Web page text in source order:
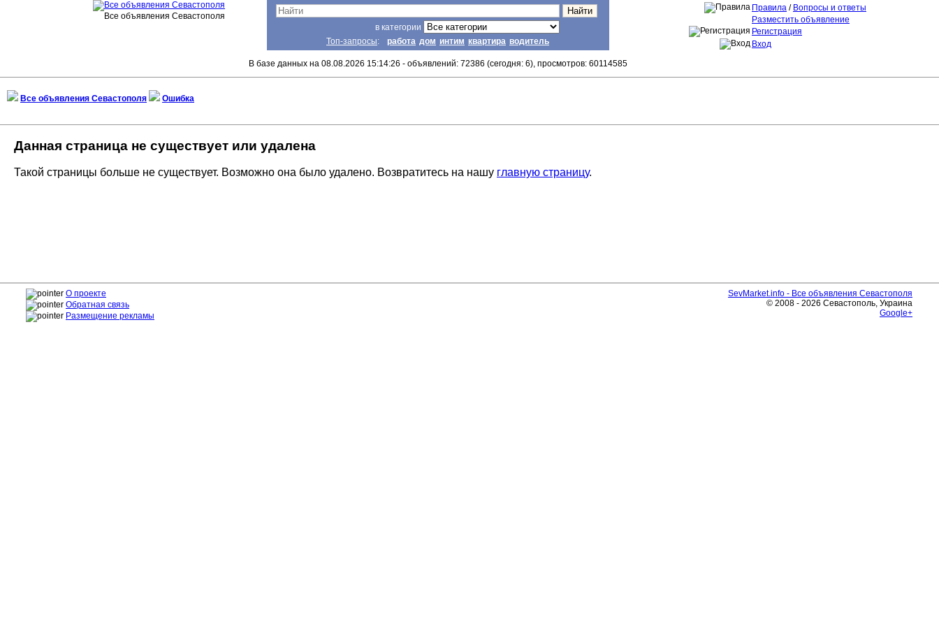
Все объявления Севастополя
в категории
Топ-запросы: работа дом интим квартира водитель
В базе данных на 08.08.2026 15:14:26 - объявлений: 72386 (сегодня: 6), просмотров: 60114585
Правила / Вопросы и ответы
Разместить объявление
Регистрация
Вход
Все объявления Севастополя Ошибка
Данная страница не существует или удалена
Такой страницы больше не существует. Возможно она было удалено. Возвратитесь на нашу главную страницу.
О проекте
Обратная связь
Размещение рекламы
SevMarket.info - Все объявления Севастополя
© 2008 - 2026 Севастополь, Украина
Google+